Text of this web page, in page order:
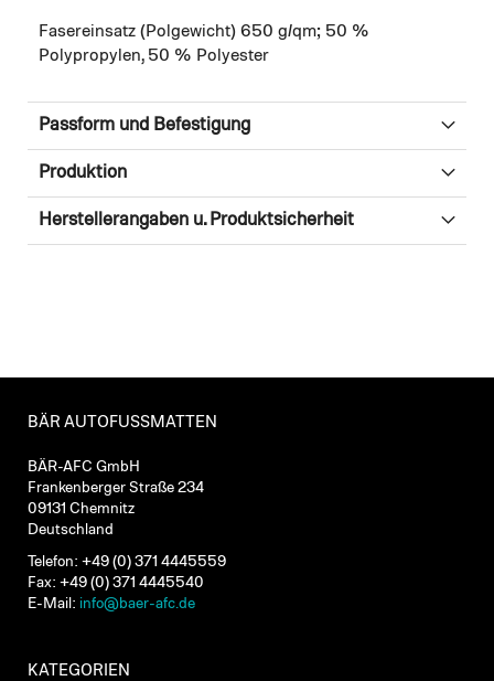
Fasereinsatz (Polgewicht) 650 g/qm; 50 %
Polypropylen, 50 % Polyester
Passform und Befestigung
Produktion
Herstellerangaben u. Produktsicherheit
BÄR AUTOFUSSMATTEN
BÄR-AFC GmbH
Frankenberger Straße 234
09131 Chemnitz
Deutschland
Telefon: +49 (0) 371 4445559
Fax: +49 (0) 371 4445540
E-Mail: info@baer-afc.de
KATEGORIEN